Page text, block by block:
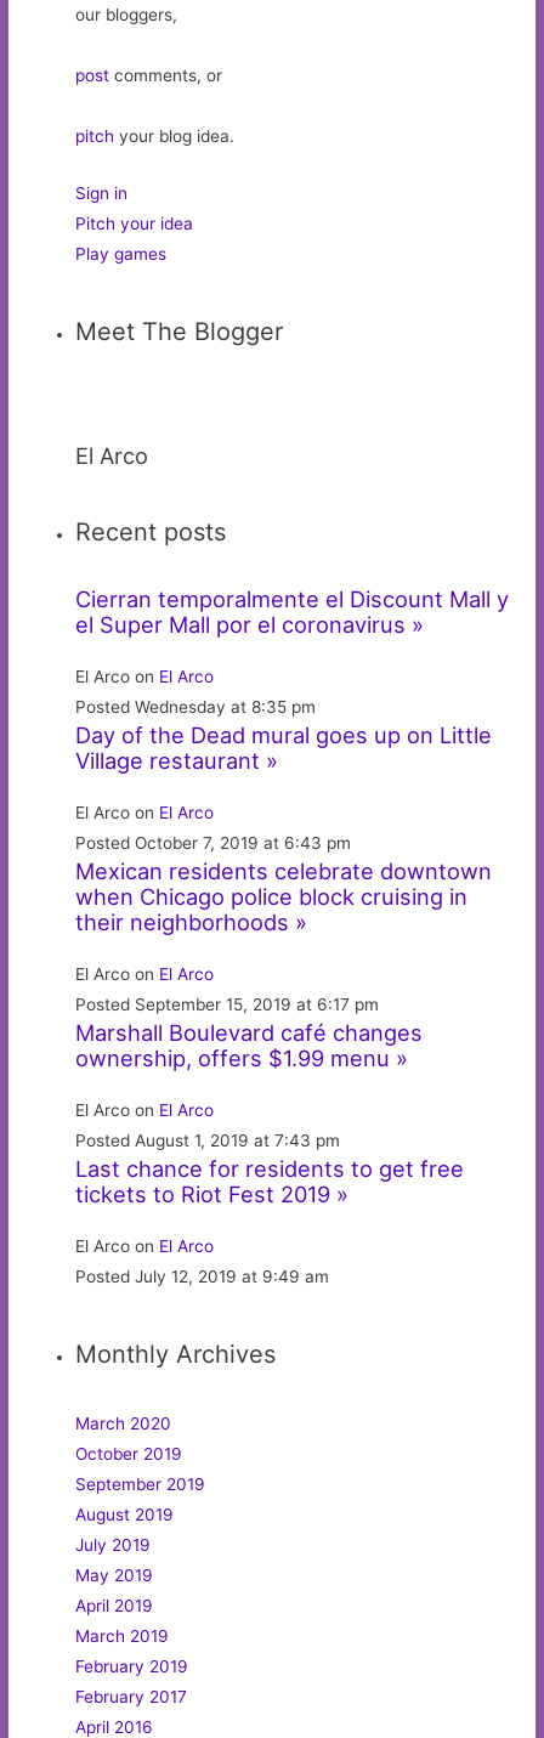
our bloggers,
post comments, or
pitch your blog idea.
Sign in
Pitch your idea
Play games
Meet The Blogger
El Arco
Recent posts
Cierran temporalmente el Discount Mall y
el Super Mall por el coronavirus »
El Arco on El Arco
Posted Wednesday at 8:35 pm
Day of the Dead mural goes up on Little
Village restaurant »
El Arco on El Arco
Posted October 7, 2019 at 6:43 pm
Mexican residents celebrate downtown
when Chicago police block cruising in
their neighborhoods »
El Arco on El Arco
Posted September 15, 2019 at 6:17 pm
Marshall Boulevard café changes
ownership, offers $1.99 menu »
El Arco on El Arco
Posted August 1, 2019 at 7:43 pm
Last chance for residents to get free
tickets to Riot Fest 2019 »
El Arco on El Arco
Posted July 12, 2019 at 9:49 am
Monthly Archives
March 2020
October 2019
September 2019
August 2019
July 2019
May 2019
April 2019
March 2019
February 2019
February 2017
April 2016